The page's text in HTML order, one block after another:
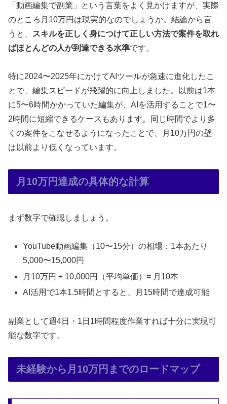
「動画編集で副業」という言葉をよく見かけますが、実際
のところ月10万円は現実的なのでしょうか。結論から言
うと、
スキルを正しく身につけて正しい方法で案件を取れ
ばほとんどの人が到達できる水準です。
特に2024〜2025年にかけてAIツールが急速に進化したこ
とで、編集スピードが飛躍的に向上しました。以前は1本
に5〜6時間かかっていた編集が、AIを活用することで1〜
2時間に短縮できるケースもあります。同じ時間でより多
くの案件をこなせるようになったことで、月10万円の壁
は以前より低くなっています。
月10万円達成の具体的な計算
まず数字で確認しましょう。
YouTube動画編集（10〜15分）の相場：1本あたり
5,000〜15,000円
月10万円 ÷ 10,000円（平均単価）= 月10本
AI活用で1本1.5時間とすると、月15時間で達成可能
副業として週4日・1日1時間程度作業すれば十分に実現可
能な数字です。
未経験から月10万円までのロードマップ